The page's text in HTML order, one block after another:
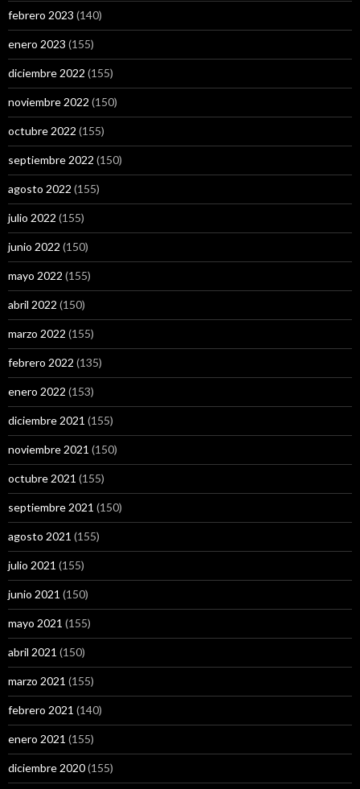
febrero 2023 (140)
enero 2023 (155)
diciembre 2022 (155)
noviembre 2022 (150)
octubre 2022 (155)
septiembre 2022 (150)
agosto 2022 (155)
julio 2022 (155)
junio 2022 (150)
mayo 2022 (155)
abril 2022 (150)
marzo 2022 (155)
febrero 2022 (135)
enero 2022 (153)
diciembre 2021 (155)
noviembre 2021 (150)
octubre 2021 (155)
septiembre 2021 (150)
agosto 2021 (155)
julio 2021 (155)
junio 2021 (150)
mayo 2021 (155)
abril 2021 (150)
marzo 2021 (155)
febrero 2021 (140)
enero 2021 (155)
diciembre 2020(155)